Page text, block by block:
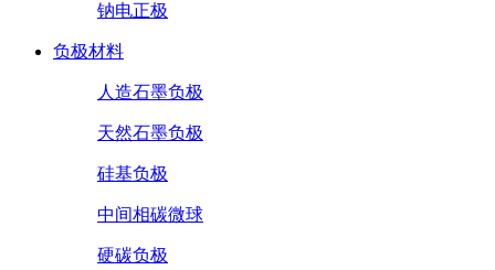
钠电正极
负极材料
人造石墨负极
天然石墨负极
硅基负极
中间相碳微球
硬碳负极